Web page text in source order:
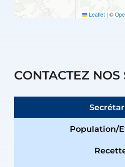
Leaflet | ©
CONTACTEZ NOS
Population/